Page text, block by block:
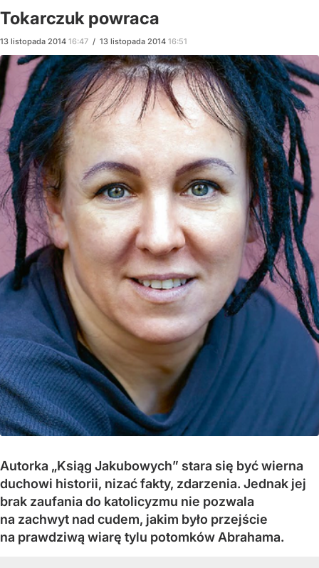
Tokarczuk powraca
13 listopada 2014 16:47 / 13 listopada 2014 16:51
Autorka „Ksiąg Jakubowych” stara się być wierna
duchowi historii, nizać fakty, zdarzenia. Jednak jej
brak zaufania do katolicyzmu nie pozwala
na zachwyt nad cudem, jakim było przejście
na prawdziwą wiarę tylu potomków Abrahama.